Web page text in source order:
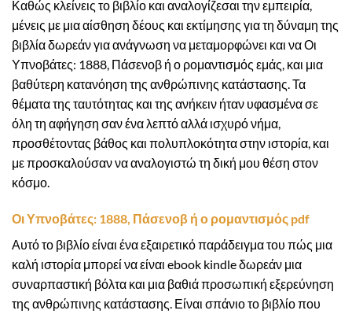
Καθώς κλείνεις το βιβλίο και αναλογίζεσαι την εμπειρία,
μένεις με μια αίσθηση δέους και εκτίμησης για τη δύναμη της
βιβλία δωρεάν για ανάγνωση να μεταμορφώνει και να Οι
Υπνοβάτες: 1888, Πάσενοβ ή ο ρομαντισμός εμάς, και μια
βαθύτερη κατανόηση της ανθρώπινης κατάστασης. Τα
θέματα της ταυτότητας και της ανήκειν ήταν υφασμένα σε
όλη τη αφήγηση σαν ένα λεπτό αλλά ισχυρό νήμα,
προσθέτοντας βάθος και πολυπλοκότητα στην ιστορία, και
με προσκαλούσαν να αναλογιστώ τη δική μου θέση στον
κόσμο.
Οι Υπνοβάτες: 1888, Πάσενοβ ή ο ρομαντισμός pdf
Αυτό το βιβλίο είναι ένα εξαιρετικό παράδειγμα του πώς μια
καλή ιστορία μπορεί να είναι ebook kindle δωρεάν μια
συναρπαστική βόλτα και μια βαθιά προσωπική εξερεύνηση
της ανθρώπινης κατάστασης. Είναι σπάνιο το βιβλίο που